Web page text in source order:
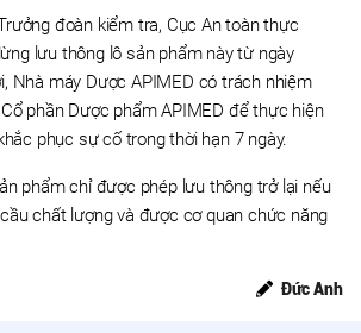
đoàn kiểm tra, Cục An toàn thực
lưu thông lô sản phẩm này từ ngày
Nhà máy Dược APIMED có trách nhiệm
phần Dược phẩm APIMED để thực hiện
phục sự cố trong thời hạn 7 ngày.
phẩm chỉ được phép lưu thông trở lại nếu
chất lượng và được cơ quan chức năng
Đức Anh